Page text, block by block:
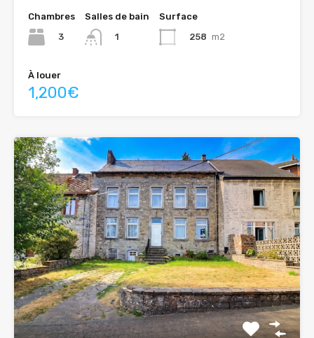
Chambres
3
Salles de bain
1
Surface
258 m2
À louer
1,200€